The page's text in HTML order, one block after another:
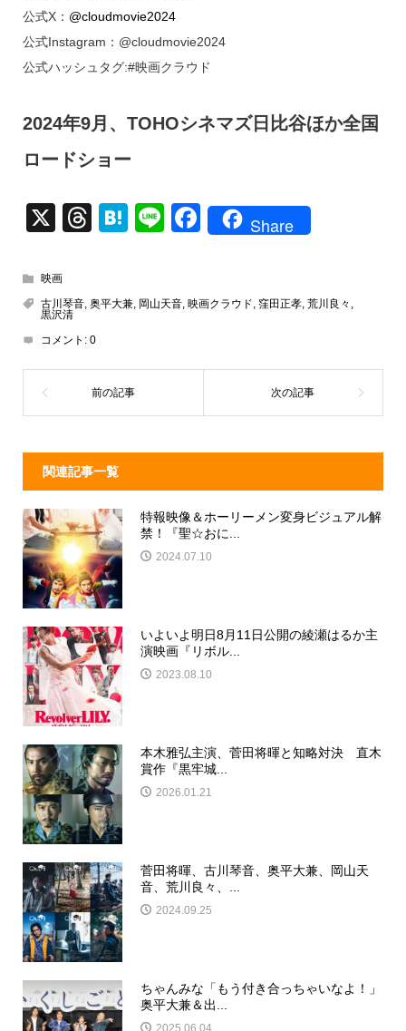
公式X： @cloudmovie2024
公式Instagram：@cloudmovie2024
公式ハッシュタグ:#映画クラウド
2024年9月、TOHOシネマズ日比谷ほか全国
ロードショー
X
T
a
d
s
H
n
Li
F
e
o
k
Share
映画
古川琴音, 奥平大兼, 岡山天音, 映画クラウド, 窪田正孝, 荒川良々 ,
黒沢清
コメント: 0
関連記事一覧
特報映像＆ホーリーメン変身ビジュアル解
禁！『聖☆おに...
2024.07.10
いよいよ明日8月11日公開の綾瀬はるか主
演映画『リボル...
2023.08.10
本木雅弘主演、菅田将暉と知略対決 直木
賞作『黒牢城...
2026.01.21
菅田将暉、古川琴音、奥平大兼、岡山天
音、荒川良々、...
2024.09.25
ちゃんみな「もう付き合っちゃいなよ！」
奥平大兼＆出...
2025.06.04